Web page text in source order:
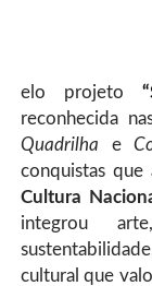
elo projeto
reconhecida
Quadrilha e
conquistas que
Cultura
integrou
cultural que